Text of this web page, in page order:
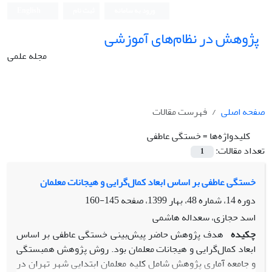
پژوهش در نظام‌های آموزشی
مجله علمی
صفحه اصلی
فهرست مقالات
کلیدواژه‌ها =خستگی عاطفی
تعداد مقالات:
1
خستگی عاطفی بر اساس ابعاد کمال‌گرایی و هیجانات معلمان
دوره 14، شماره 48، بهار 1399، صفحه
145-160
اسد حجازی، سعداله هاشمی
چکیده هدف پژوهش حاضر پیش‌بینی خستگی عاطفی بر اساس
ابعاد کمال‌گرایی و هیجانات معلمان بود. روش پژوهش همبستگی
و جامعه آماری پژوهش شامل کلیه معلمان ابتدایی شهر تهران در